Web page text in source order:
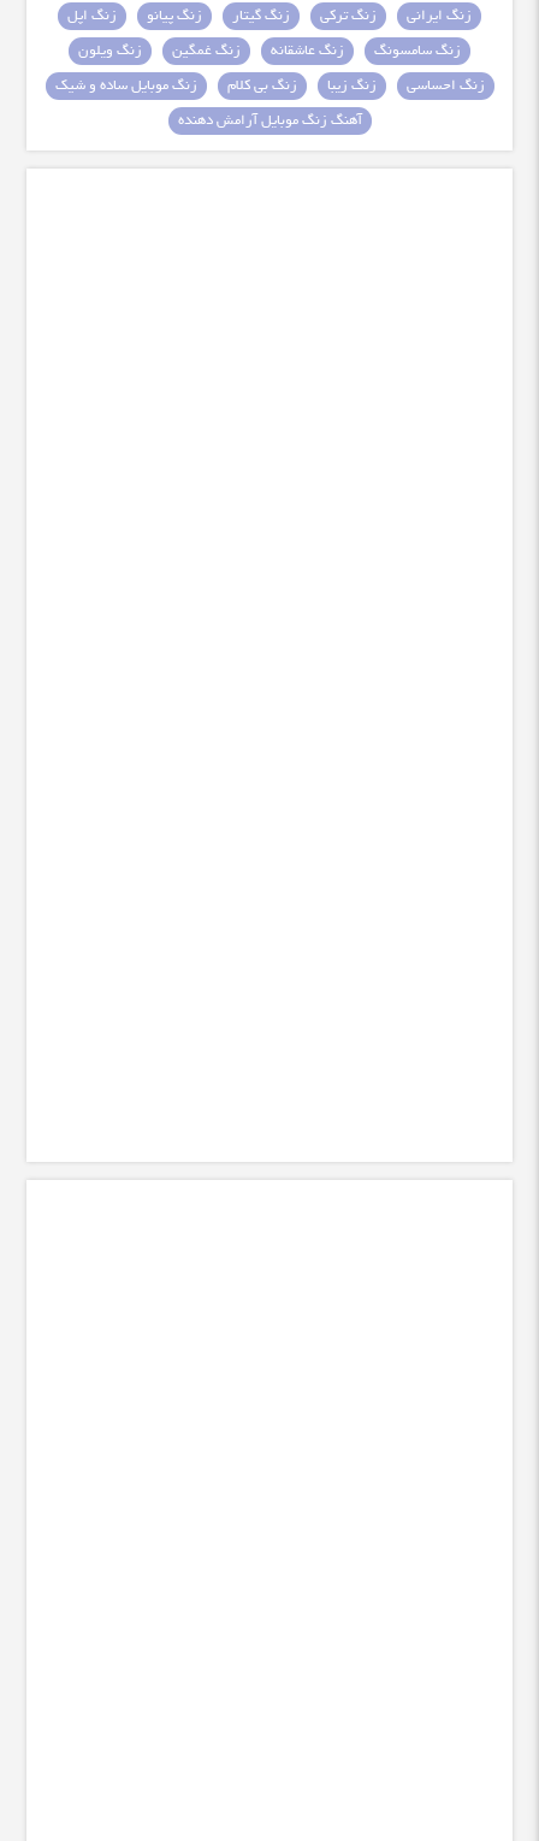
زنگ ایرانی
زنگ ترکی زنگ گیتار زنگ پیانو
زنگ اپل
زنگ سامسونگ
زنگ عاشقانه زنگ غمگین
زنگ ویلون
زنگ احساسی
زنگ زیبا زنگ بی کلام
زنگ موبایل ساده و شیک
آهنگ زنگ موبایل آرامش دهنده